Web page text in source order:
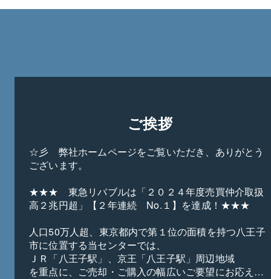
ご挨拶
☆彡　弊社ホームページをご覧いただき、ありがとう
ございます。
★★★　東急リバブルは「２０２４年度売買仲介取扱
高２兆円超」【２年連続　No.１】を達成！★★★
人口50万人超、東京都内で第１位の面積を持つ八王子
市に位置する当センターでは、
ＪＲ「八王子駅」、京王「八王子駅」周辺地域
を重点に、ご売却・ご購入の幅広いご要望にお応えし